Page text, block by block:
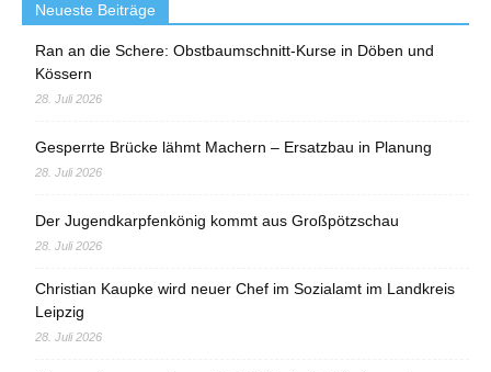
Neueste Beiträge
Ran an die Schere: Obstbaumschnitt-Kurse in Döben und
Kössern
28. Juli 2026
Gesperrte Brücke lähmt Machern – Ersatzbau in Planung
28. Juli 2026
Der Jugendkarpfenkönig kommt aus Großpötzschau
28. Juli 2026
Christian Kaupke wird neuer Chef im Sozialamt im Landkreis
Leipzig
28. Juli 2026